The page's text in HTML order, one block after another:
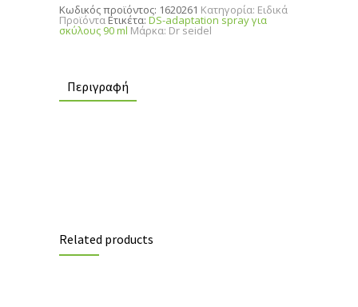
ml
quantity
Κωδικός προϊόντος: 1620261 Κατηγορία: Ειδικά
Προϊόντα Ετικέτα: DS-adaptation spray για
σκύλους 90 ml Μάρκα: Dr seidel
Περιγραφή
Related products